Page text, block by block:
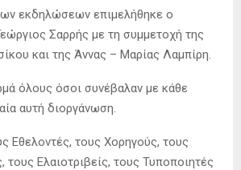
εκδηλώσεων επιμελήθηκε ο
Σαρρής με τη συμμετοχή της
και της Άννας – Μαρίας Λαμπίρη.
όλους όσοι συνέβαλαν με κάθε
αυτή διοργάνωση.
Εθελοντές, τους Χορηγούς, τους
τους Ελαιοτριβείς, τους Τυποποιητές